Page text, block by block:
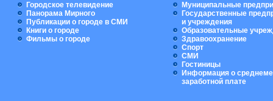
Городское телевидение
Панорама Мирного
Публикации о городе в СМИ
Книги о городе
Фильмы о городе
Муниципальные
Государственные
и учреждения
Образовательные
Здравоохранение
Спорт
СМИ
Гостиницы
Информация о
заработной плате